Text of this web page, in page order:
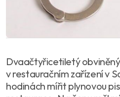
Dvaačtyřicetiletý obviněný
v restauračním zařízení v
hodinách mířit plynovou